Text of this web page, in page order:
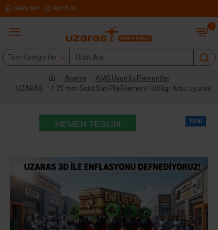
GIRIŞ YAP KAYIT OL
0
Tüm Kategoriler
Arama
AMS Uyumlu Flamentler
UZARAS ™ 1.75 mm Solid Sarı Pla Filament 1000gr Ams Uyumlu
YENI
HEMEN TESLIM